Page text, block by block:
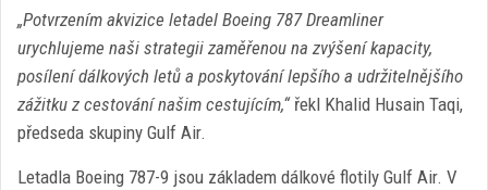
„Potvrzením akvizice letadel Boeing 787 Dreamliner
urychlujeme naši strategii zaměřenou na zvýšení kapacity,
posílení dálkových letů a poskytování lepšího a udržitelnějšího
zážitku z cestování našim cestujícím,“řekl Khalid Husain Taqi,
předseda skupiny Gulf Air.
Letadla Boeing 787-9 jsou základem dálkové flotily Gulf Air. V